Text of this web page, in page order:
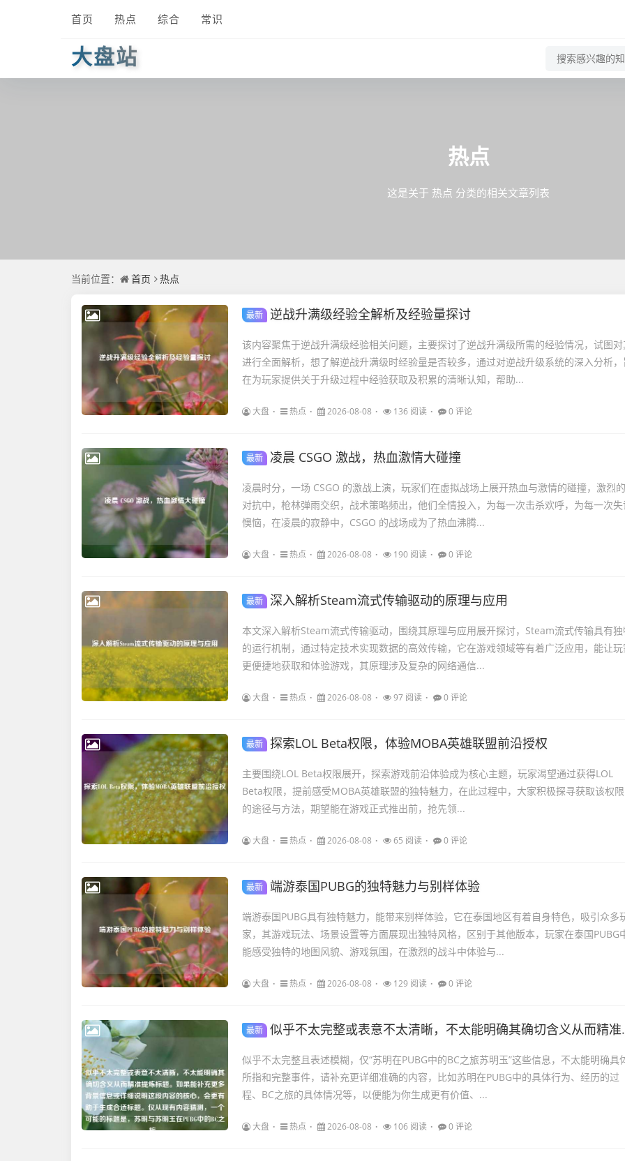
首页 热点 综合 常识
大盘站
热点
这是关于 热点 分类的相关文章列表
当前位置： 首页 热点
最新 逆战升满级经验全解析及经验量探讨
该内容聚焦于逆战升满级经验相关问题，主要探讨了逆战升满级所需的经验情况，试图
进行全面解析，想了解逆战升满级时经验量是否较多，通过对逆战升级系统的深入分析
在为玩家提供关于升级过程中经验获取及积累的清晰认知，帮助...
大盘 热点 2026-08-08 136 阅读 0 评论
最新 凌晨 CSGO 激战，热血激情大碰撞
凌晨时分，一场 CSGO 的激战上演，玩家们在虚拟战场上展开热血与激情的碰撞，激烈的
对抗中，枪林弹雨交织，战术策略频出，他们全情投入，为每一次击杀欢呼，为每一次
懊恼，在凌晨的寂静中，CSGO 的战场成为了热血沸腾...
大盘 热点 2026-08-08 190 阅读 0 评论
最新 深入解析Steam流式传输驱动的原理与应用
本文深入解析Steam流式传输驱动，围绕其原理与应用展开探讨，Steam流式传输具有
的运行机制，通过特定技术实现数据的高效传输，它在游戏领域等有着广泛应用，能让
更便捷地获取和体验游戏，其原理涉及复杂的网络通信...
大盘 热点 2026-08-08 97 阅读 0 评论
最新 探索LOL Beta权限，体验MOBA英雄联盟前沿授权
主要围绕LOL Beta权限展开，探索游戏前沿体验成为核心主题，玩家渴望通过获得LOL
Beta权限，提前感受MOBA英雄联盟的独特魅力，在此过程中，大家积极探寻获取该权限
的途径与方法，期望能在游戏正式推出前，抢先领...
大盘 热点 2026-08-08 65 阅读 0 评论
最新 端游泰国PUBG的独特魅力与别样体验
端游泰国PUBG具有独特魅力，能带来别样体验，它在泰国地区有着自身特色，吸引众多
家，其游戏玩法、场景设置等方面展现出独特风格，区别于其他版本，玩家在泰国PUBG
能感受独特的地图风貌、游戏氛围，在激烈的战斗中体验与...
大盘 热点 2026-08-08 129 阅读 0 评论
最新 似乎不太完整或表意不太清晰，不太能明确其确切含义从而精准提炼标题。如果能补充更多背景信息或详细说明这段内容的核心，会更有助于生成合适标题。仅从现有内容猜测，一个可能的标题是，苏明与苏明玉在PUBG中的BC之旅 。
似乎不太完整且表述模糊，仅“苏明在PUBG中的BC之旅苏明玉”这些信息，不太能明确具
所指和完整事件，请补充更详细准确的内容，比如苏明在PUBG中的具体行为、经历的过
程、BC之旅的具体情况等，以便能为你生成更有价值、...
大盘 热点 2026-08-08 106 阅读 0 评论